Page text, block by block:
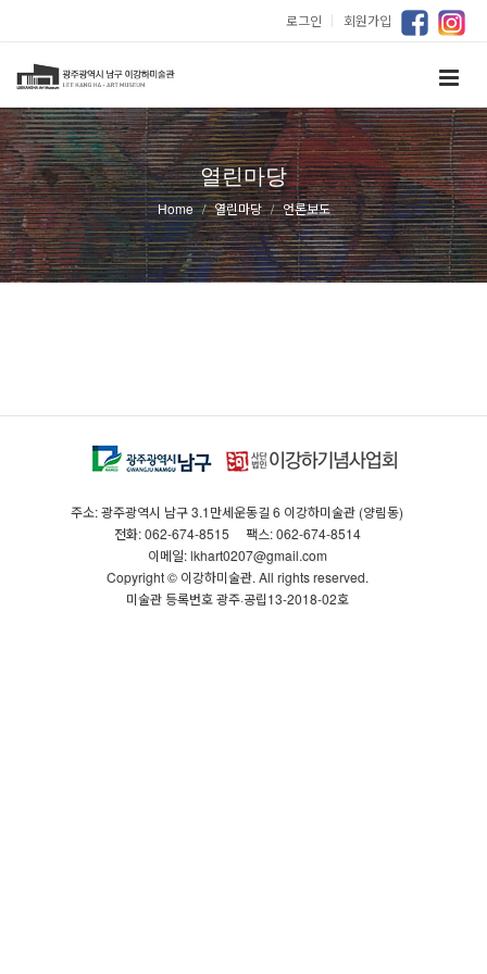
로그인 ｜ 회원가입
열린마당
Home 열린마당 언론보도
주소: 광주광역시 남구 3.1만세운동길 6 이강하미술관 (양림동)
전화: 062-674-8515
팩스: 062-674-8514
이메일: lkhart0207@gmail.com
Copyright © 이강하미술관. All rights reserved.
미술관 등록번호 광주·공립13-2018-02호